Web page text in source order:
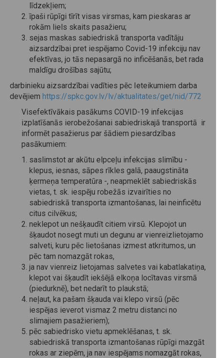
līdzekļiem;
īpaši rūpīgi tīrīt visas virsmas, kam pieskaras ar
rokām liels skaits pasažieru;
sejas maskas sabiedriskā transporta vadītāju
aizsardzībai pret iespējamo Covid-19 infekciju nav
efektīvas, jo tās nepasargā no inficēšanās, bet rada
maldīgu drošības sajūtu;
darbinieku aizsardzībai vadīties pēc Ieteikumiem darba
devējiem https://spkc.gov.lv/lv/aktualitates/get/nid/772
Visefektīvākais pasākums COVID-19 infekcijas
izplatīšanās ierobežošanai sabiedriskajā transportā ir
informēt pasažierus par šādiem piesardzības
pasākumiem:
saslimstot ar akūtu elpceļu infekcijas slimību -
klepus, iesnas, sāpes rīkles galā, paaugstināta
ķermeņa temperatūra -, neapmeklēt sabiedriskās
vietas, t. sk. iespēju robežās izvairīties no
sabiedriskā transporta izmantošanas, lai neinficētu
citus cilvēkus;
neklepot un nešķaudīt citiem virsū. Klepojot un
šķaudot nosegt muti un degunu ar vienreizlietojamo
salveti, kuru pēc lietošanas izmest atkritumos, un
pēc tam nomazgāt rokas,
ja nav vienreiz lietojamas salvetes vai kabatlakatiņa,
klepot vai šķaudīt iekšējā elkoņa locītavas virsmā
(piedurknē), bet nedarīt to plaukstā;
neļaut, ka pašam šķauda vai klepo virsū (pēc
iespējas ieverot vismaz 2 metru distanci no
slimajiem pasažieriem);
pēc sabiedrisko vietu apmeklēšanas, t. sk.
sabiedriskā transporta izmantošanas rūpīgi mazgāt
rokas ar ziepēm, ja nav iespējams nomazgāt rokas,